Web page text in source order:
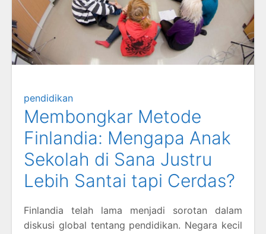
pendidikan
Membongkar Metode
Finlandia: Mengapa Anak
Sekolah di Sana Justru
Lebih Santai tapi Cerdas?
Finlandia telah lama menjadi sorotan dalam
diskusi global tentang pendidikan. Negara kecil